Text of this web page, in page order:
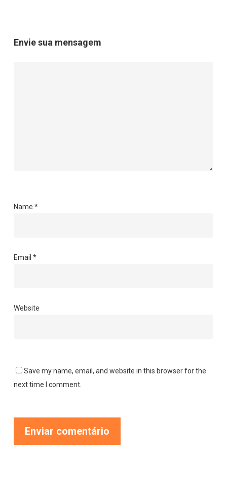
Envie sua mensagem
Name *
Email *
Website
Save my name, email, and website in this browser for the
next time I comment.